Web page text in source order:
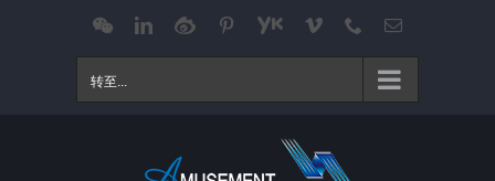
WeChatLinkedIn
Weibo Pinterest
Youku Vimeo Phone电
转至...